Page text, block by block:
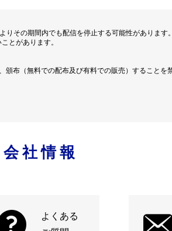
その期間内でも配信を停止する可能性があります。
とがあります。
布（無料での配布及び有料での販売）することを
会社情報
よくある